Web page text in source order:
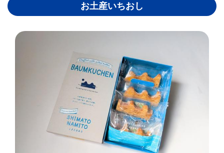
お土産いちおし